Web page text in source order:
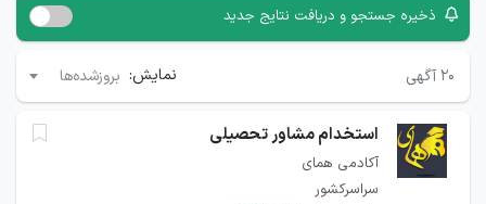
ذخیره جستجو و دریافت نتایج جدید
۲۰ آگهی نمایش: بروزشده‌ها
استخدام مشاور تحصیلی
آکادمی همای
سراسرکشور